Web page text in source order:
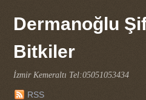
Dermanoğlu
Bitkiler
İzmir Kemeraltı Tel:05051053434
RSS